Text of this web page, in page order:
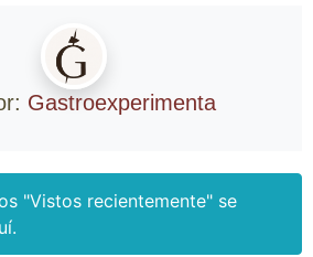
Gastroexperimenta
"Vistos recientemente" se